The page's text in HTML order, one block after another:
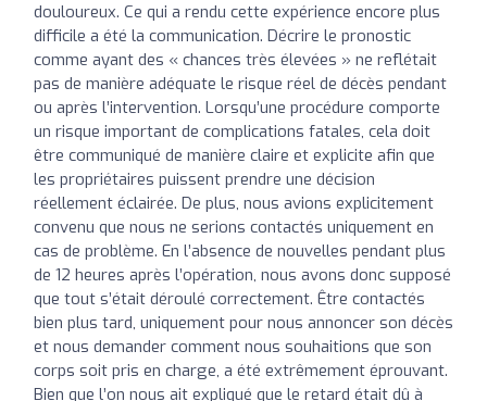
douloureux. Ce qui a rendu cette expérience encore plus
difficile a été la communication. Décrire le pronostic
comme ayant des « chances très élevées » ne reflétait
pas de manière adéquate le risque réel de décès pendant
ou après l’intervention. Lorsqu’une procédure comporte
un risque important de complications fatales, cela doit
être communiqué de manière claire et explicite afin que
les propriétaires puissent prendre une décision
réellement éclairée. De plus, nous avions explicitement
convenu que nous ne serions contactés uniquement en
cas de problème. En l’absence de nouvelles pendant plus
de 12 heures après l’opération, nous avons donc supposé
que tout s’était déroulé correctement. Être contactés
bien plus tard, uniquement pour nous annoncer son décès
et nous demander comment nous souhaitions que son
corps soit pris en charge, a été extrêmement éprouvant.
Bien que l’on nous ait expliqué que le retard était dû à